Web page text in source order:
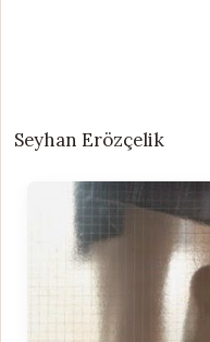
Seyhan Erözçelik